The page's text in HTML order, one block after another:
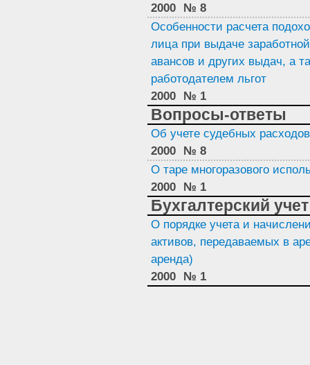
2000 № 8
Особенности расчета
лица при выдаче
авансов и других выдач, а
работодателем льгот
2000 № 1
Вопросы-ответы
Об учете судебных расходов
2000 № 8
О таре многоразового
2000 № 1
Бухгалтерский учет
О порядке учета и
активов, передаваемых в
аренда)
2000 № 1